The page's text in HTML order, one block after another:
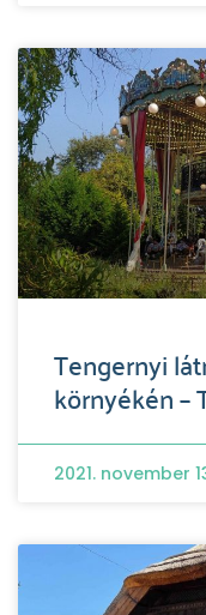
Tengernyi
környékén –
2021. november